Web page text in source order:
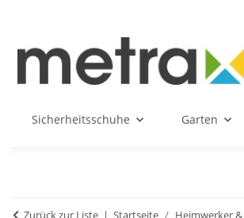
Sicherheitsschuhe Garten
Zurück zur Liste Startseite Heimwerker